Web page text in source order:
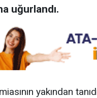
uğurlandı.
yakından